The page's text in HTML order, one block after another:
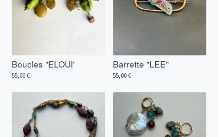
Boucles "ELOUI'
55,00€
Barrette "LEE"
55,00€